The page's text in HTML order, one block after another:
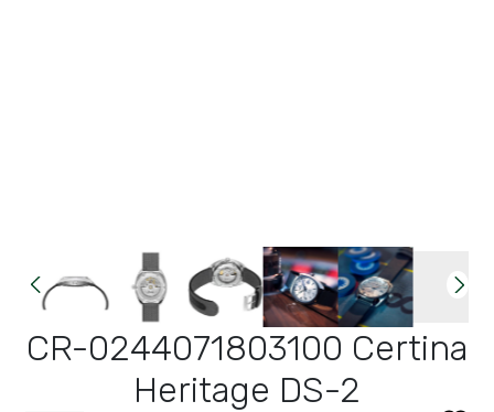
CR-0244071803100 Certina
Heritage DS-2